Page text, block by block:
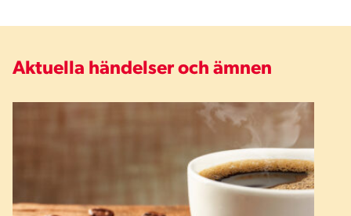
Aktuella händelser och ämnen